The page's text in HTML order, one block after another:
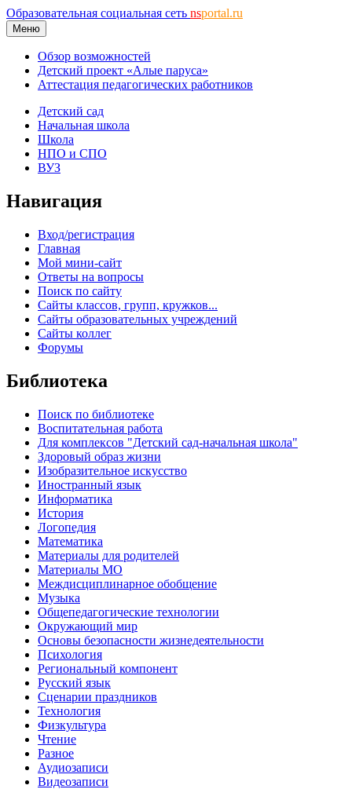
Образовательная социальная сеть nsportal.ru
Меню
Обзор возможностей
Детский проект «Алые паруса»
Аттестация педагогических работников
Детский сад
Начальная школа
Школа
НПО и СПО
ВУЗ
Навигация
Вход/регистрация
Главная
Мой мини-сайт
Ответы на вопросы
Поиск по сайту
Сайты классов, групп, кружков...
Сайты образовательных учреждений
Сайты коллег
Форумы
Библиотека
Поиск по библиотеке
Воспитательная работа
Для комплексов "Детский сад-начальная школа"
Здоровый образ жизни
Изобразительное искусство
Иностранный язык
Информатика
История
Логопедия
Математика
Материалы для родителей
Материалы МО
Междисциплинарное обобщение
Музыка
Общепедагогические технологии
Окружающий мир
Основы безопасности жизнедеятельности
Психология
Региональный компонент
Русский язык
Сценарии праздников
Технология
Физкультура
Чтение
Разное
Аудиозаписи
Видеозаписи